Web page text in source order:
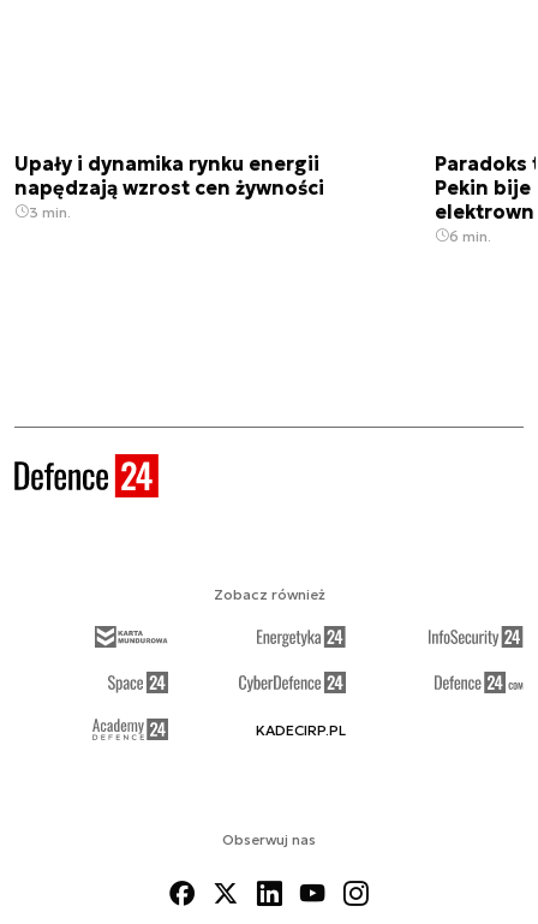
Upały i dynamika rynku energii
napędzają wzrost cen żywności
3 min.
Paradoks
Pekin bije
6 min.
Obserwuj nas
Zobacz również
KADECIRP.PL